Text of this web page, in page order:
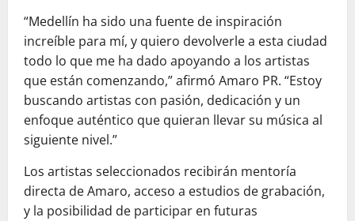
“Medellín ha sido una fuente de inspiración
increíble para mí, y quiero devolverle a esta ciudad
todo lo que me ha dado apoyando a los artistas
que están comenzando,” afirmó Amaro PR. “Estoy
buscando artistas con pasión, dedicación y un
enfoque auténtico que quieran llevar su música al
siguiente nivel.”
Los artistas seleccionados recibirán mentoría
directa de Amaro, acceso a estudios de grabación,
y la posibilidad de participar en futuras